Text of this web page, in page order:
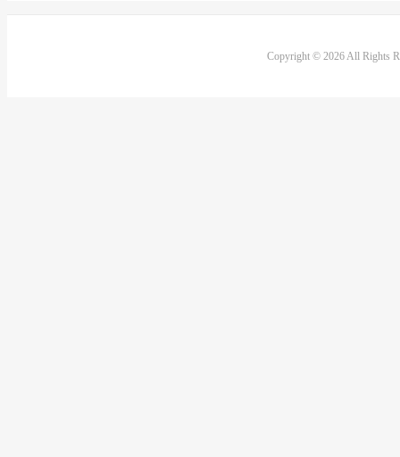
Copyright © 2026 All Rights